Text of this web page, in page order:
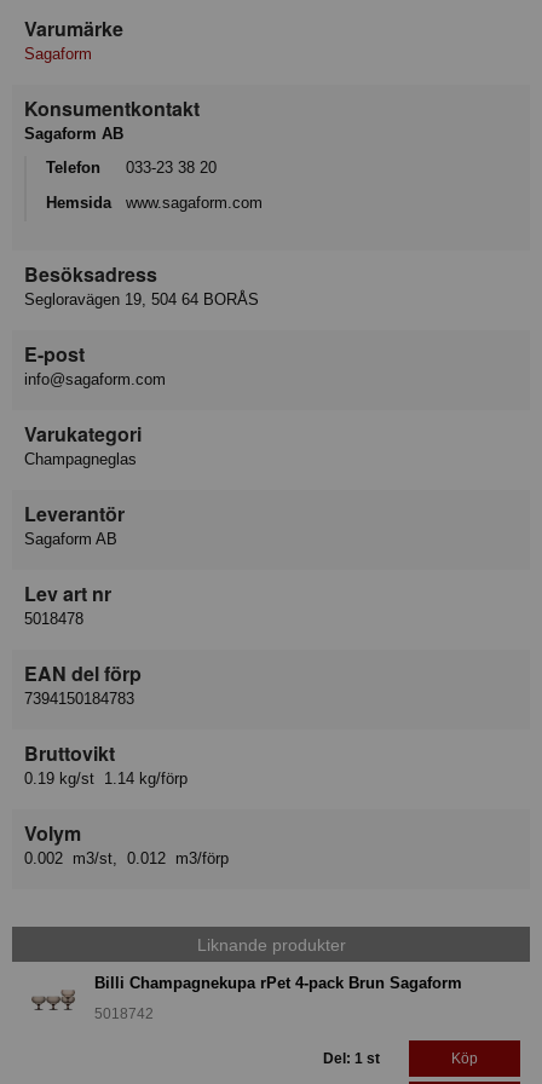
Varumärke
Sagaform
Konsumentkontakt
Sagaform AB
Telefon
033-23 38 20
Hemsida
www.sagaform.com
Besöksadress
Segloravägen 19, 504 64 BORÅS
E-post
info@sagaform.com
Varukategori
Champagneglas
Leverantör
Sagaform AB
Lev art nr
5018478
EAN del förp
7394150184783
Bruttovikt
0.19 kg/st 1.14 kg/förp
Volym
0.002 m3/st, 0.012 m3/förp
Liknande produkter
Billi Champagnekupa rPet 4-pack Brun Sagaform
5018742
Del: 1 st Köp